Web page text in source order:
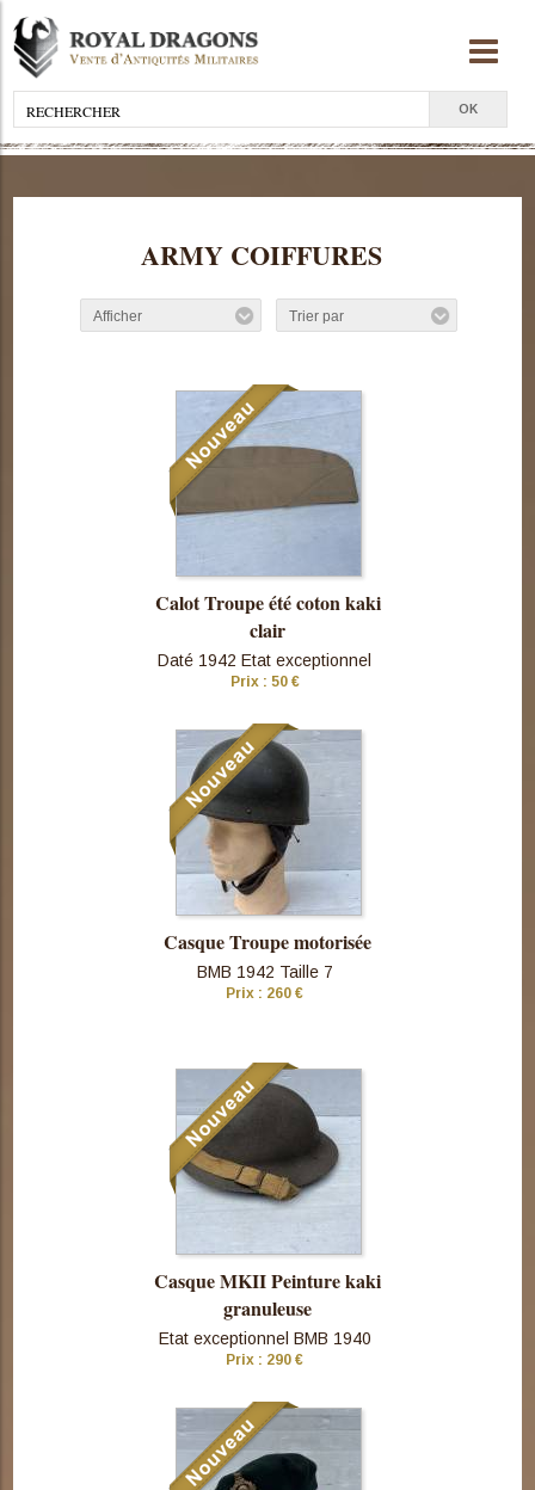
ARMY COIFFURES
Afficher Trier par
cette pièce
Calot Troupe été coton kaki
clair
Daté 1942 Etat exceptionnel
Prix : 50 €
cette pièce
Casque Troupe motorisée
BMB 1942 Taille 7
Prix : 260 €
cette pièce
Casque MKII Peinture kaki
granuleuse
Etat exceptionnel BMB 1940
Prix : 290 €